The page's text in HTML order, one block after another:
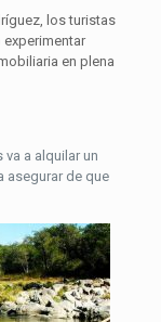
los turistas
experimentar
en plena
a alquilar un
asegurar de que